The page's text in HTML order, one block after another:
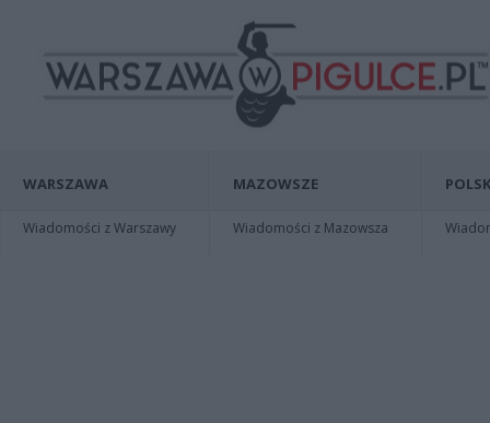
WARSZAWA
Wiadomości z Warszawy
MAZOWSZE
Wiadomości z Mazowsza